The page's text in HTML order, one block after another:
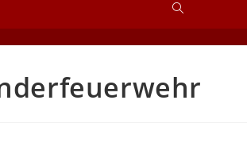
WEBSITE-
SUCHE
UMSCHALTEN